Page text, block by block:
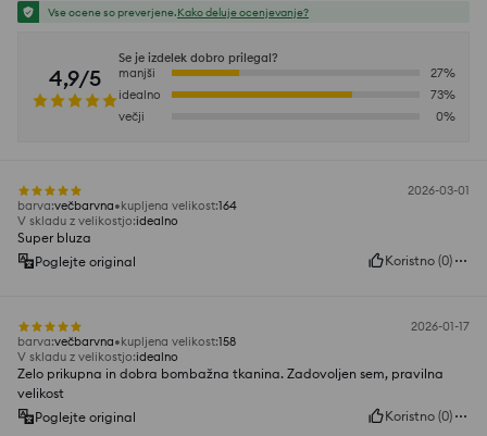
Vse ocene so preverjene.Kako deluje ocenjevanje?
4,9/5
Se je izdelek dobro prilegal?
manjši
27%
idealno
73%
večji
0%
2026-03-01
barva:večbarvna kupljena velikost:164
V skladu z velikostjo:idealno
Super bluza
Poglejte original
Koristno (0)
2026-01-17
barva:večbarvna kupljena velikost:158
V skladu z velikostjo:idealno
Zelo prikupna in dobra bombažna tkanina. Zadovoljen sem, pravilna
velikost
Poglejte original
Koristno (0)